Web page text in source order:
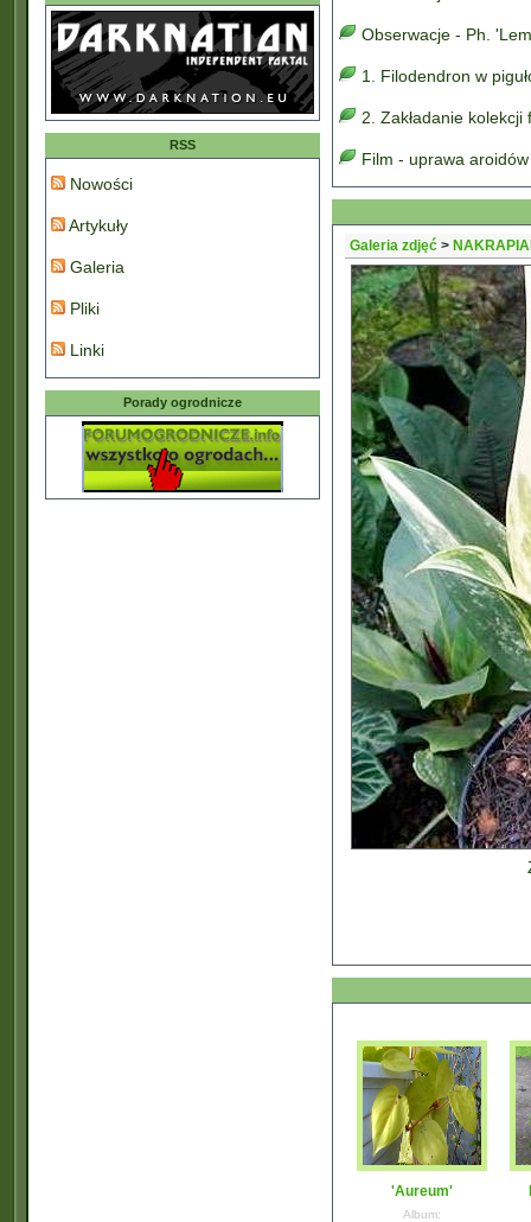
RSS
Nowości
Artykuły
Galeria
Pliki
Linki
Porady ogrodnicze
Obserwacje - Ph.
1. Filodendron w
2. Zakładanie
Film - uprawa
Galeria zdjęć >
'Aureum'
Album: